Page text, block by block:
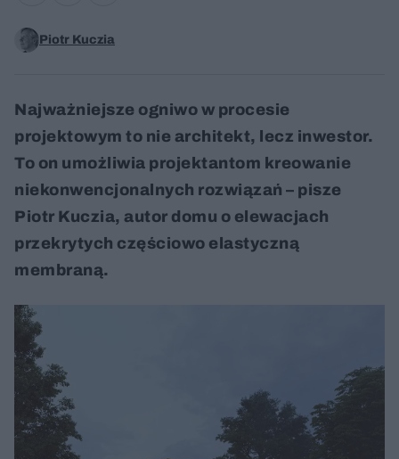
Piotr Kuczia
Najważniejsze ogniwo w procesie
projektowym to nie architekt, lecz inwestor.
To on umożliwia projektantom kreowanie
niekonwencjonalnych rozwiązań – pisze
Piotr Kuczia, autor domu o elewacjach
przekrytych częściowo elastyczną
membraną.